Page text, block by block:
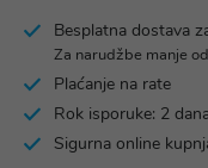
Besplatna dostava
Za narudžbe manje
Plaćanje na rate
Rok isporuke: 2
Sigurna online